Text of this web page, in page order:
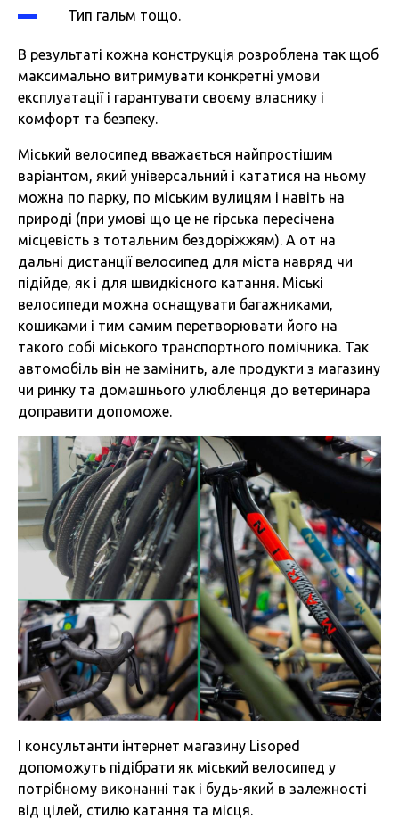
Тип гальм тощо.
В результаті кожна конструкція розроблена так щоб
максимально витримувати конкретні умови
експлуатації і гарантувати своєму власнику і
комфорт та безпеку.
Міський велосипед вважається найпростішим
варіантом, який універсальний і кататися на ньому
можна по парку, по міським вулицям і навіть на
природі (при умові що це не гірська пересічена
місцевість з тотальним бездоріжжям). А от на
дальні дистанції велосипед для міста навряд чи
підійде, як і для швидкісного катання. Міські
велосипеди можна оснащувати багажниками,
кошиками і тим самим перетворювати його на
такого собі міського транспортного помічника. Так
автомобіль він не замінить, але продукти з магазину
чи ринку та домашнього улюбленця до ветеринара
доправити допоможе.
І консультанти інтернет магазину Lisoped
допоможуть підібрати як міський велосипед у
потрібному виконанні так і будь-який в залежності
від цілей, стилю катання та місця.